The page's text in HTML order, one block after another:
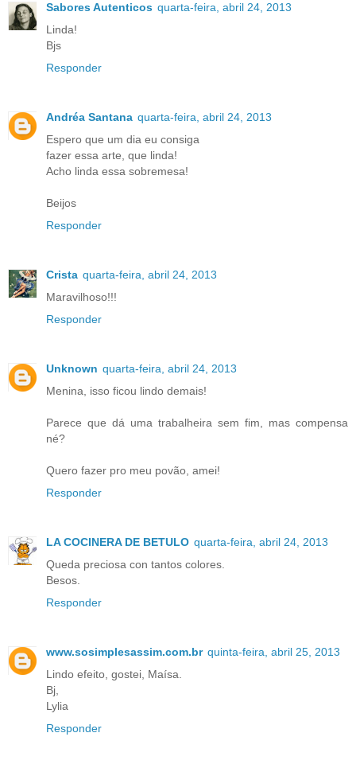
Sabores Autenticos quarta-feira, abril 24, 2013
Linda!
Bjs
Responder
Andréa Santana quarta-feira, abril 24, 2013
Espero que um dia eu consiga
fazer essa arte, que linda!
Acho linda essa sobremesa!
Beijos
Responder
Crista quarta-feira, abril 24, 2013
Maravilhoso!!!
Responder
Unknown quarta-feira, abril 24, 2013
Menina, isso ficou lindo demais!
Parece que dá uma trabalheira sem fim, mas compensa
né?
Quero fazer pro meu povão, amei!
Responder
LA COCINERA DE BETULO quarta-feira, abril 24, 2013
Queda preciosa con tantos colores.
Besos.
Responder
www.sosimplesassim.com.br quinta-feira, abril 25, 2013
Lindo efeito, gostei, Maísa.
Bj,
Lylia
Responder